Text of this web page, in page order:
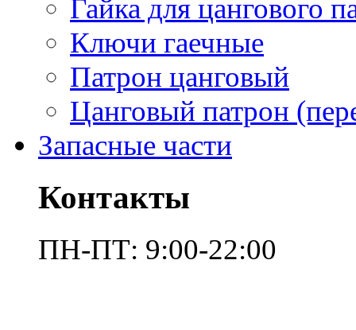
Гайка для цангового
Ключи гаечные
Патрон цанговый
Цанговый патрон
Запасные части
Контакты
ПН-ПТ: 9:00-22:00